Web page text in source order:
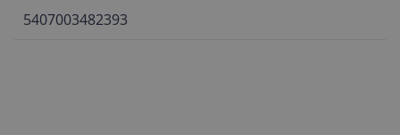
5407003482393